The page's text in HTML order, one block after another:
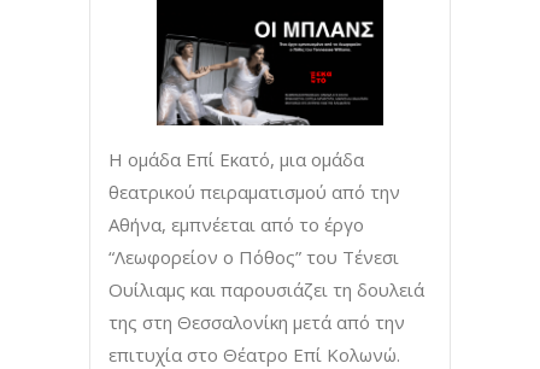
Η ομάδα Επί Εκατό, μια ομάδα
θεατρικού πειραματισμού από την
Αθήνα, εμπνέεται από το έργο
“Λεωφορείον ο Πόθος” του Τένεσι
Ουίλιαμς και παρουσιάζει τη δουλειά
της στη Θεσσαλονίκη μετά από την
επιτυχία στο Θέατρο Επί Κολωνώ.